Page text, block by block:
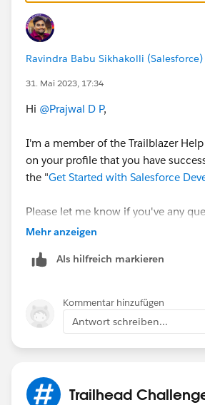
Ravindra Babu Sikhakolli (Salesforce)
31. Mai 2023, 17:34
Hi @Prajwal D P,
I'm a member of the Trailblazer
on your profile that you have
the "Get Started with Salesforce
Please let me know if you've any
Ravindra
Mehr anzeigen
Als hilfreich markieren
Kommentar hinzufügen
Antwort schreiben...
Trailhead